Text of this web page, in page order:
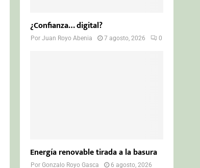
¿Confianza… digital?
PorJuan Royo Abenia 7 agosto, 2026 0
Energía renovable tirada a la basura
PorGonzalo Royo Gasca
6 agosto, 2026